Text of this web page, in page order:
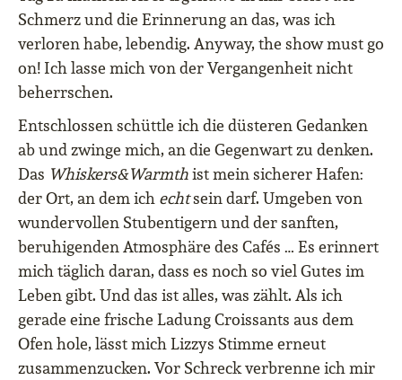
Schmerz und die Erinnerung an das, was ich
verloren habe, lebendig. Anyway, the show must go
on! Ich lasse mich von der Vergangenheit nicht
beherrschen.
Entschlossen schüttle ich die düsteren Gedanken
ab und zwinge mich, an die Gegenwart zu denken.
Das Whiskers&Warmthist mein sicherer Hafen:
der Ort, an dem ich echtsein darf. Umgeben von
wundervollen Stubentigern und der sanften,
beruhigenden Atmosphäre des Cafés … Es erinnert
mich täglich daran, dass es noch so viel Gutes im
Leben gibt. Und das ist alles, was zählt. Als ich
gerade eine frische Ladung Croissants aus dem
Ofen hole, lässt mich Lizzys Stimme erneut
zusammenzucken. Vor Schreck verbrenne ich mir